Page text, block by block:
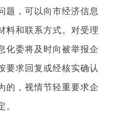
题，可以向市经济信息
料和联系方式。对受理
化委将及时向被举报企
要求回复或经核实确认
的，视情节轻重要求企
。